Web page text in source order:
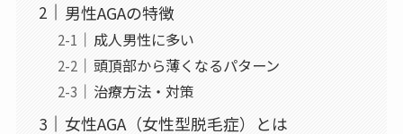
男性AGAの特徴
成人男性に多い
頭頂部から薄くなるパターン
治療方法・対策
女性AGA（女性型脱毛症）とは